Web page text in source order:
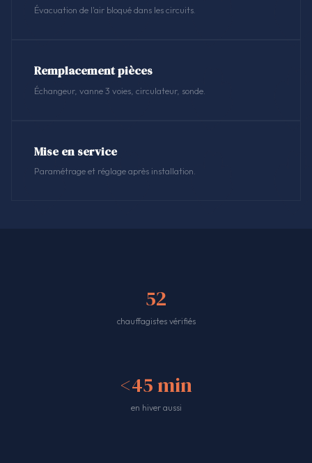
Évacuation de l'air bloqué dans les circuits.
Remplacement pièces
Échangeur, vanne 3 voies, circulateur, sonde.
Mise en service
Paramétrage et réglage après installation.
52
chauffagistes vérifiés
<45 min
en hiver aussi